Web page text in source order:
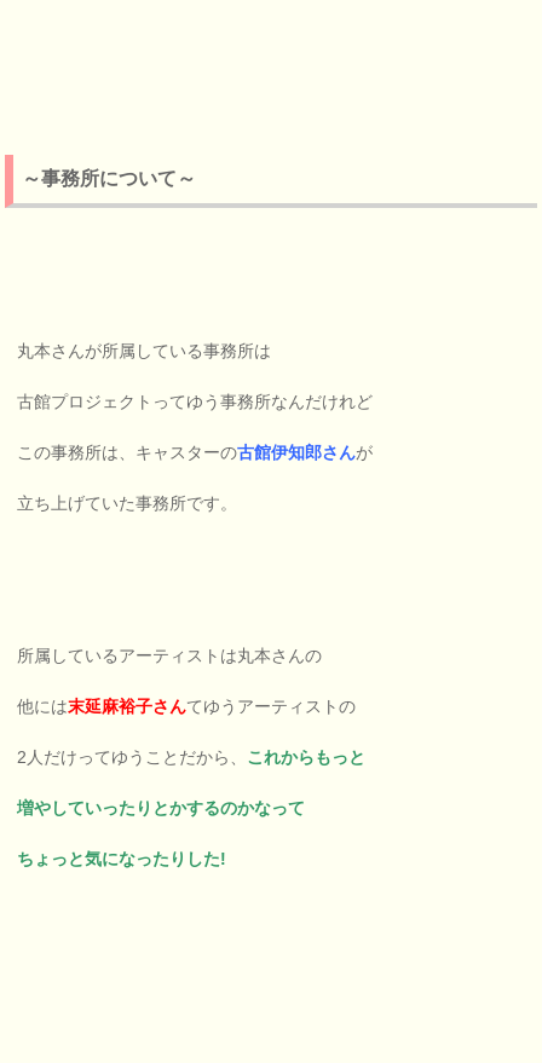
～事務所について～
丸本さんが所属している事務所は
古館プロジェクトってゆう事務所なんだけれど
この事務所は、キャスターの古館伊知郎さんが
立ち上げていた事務所です。
所属しているアーティストは丸本さんの
他には末延麻裕子さんてゆうアーティストの
2人だけってゆうことだから、 これからもっと
増やしていったりとかするのかなって
ちょっと気になったりした!